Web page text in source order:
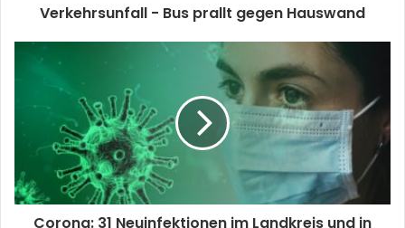
Verkehrsunfall - Bus prallt gegen Hauswand
Corona: 31 Neuinfektionen im Landkreis und in